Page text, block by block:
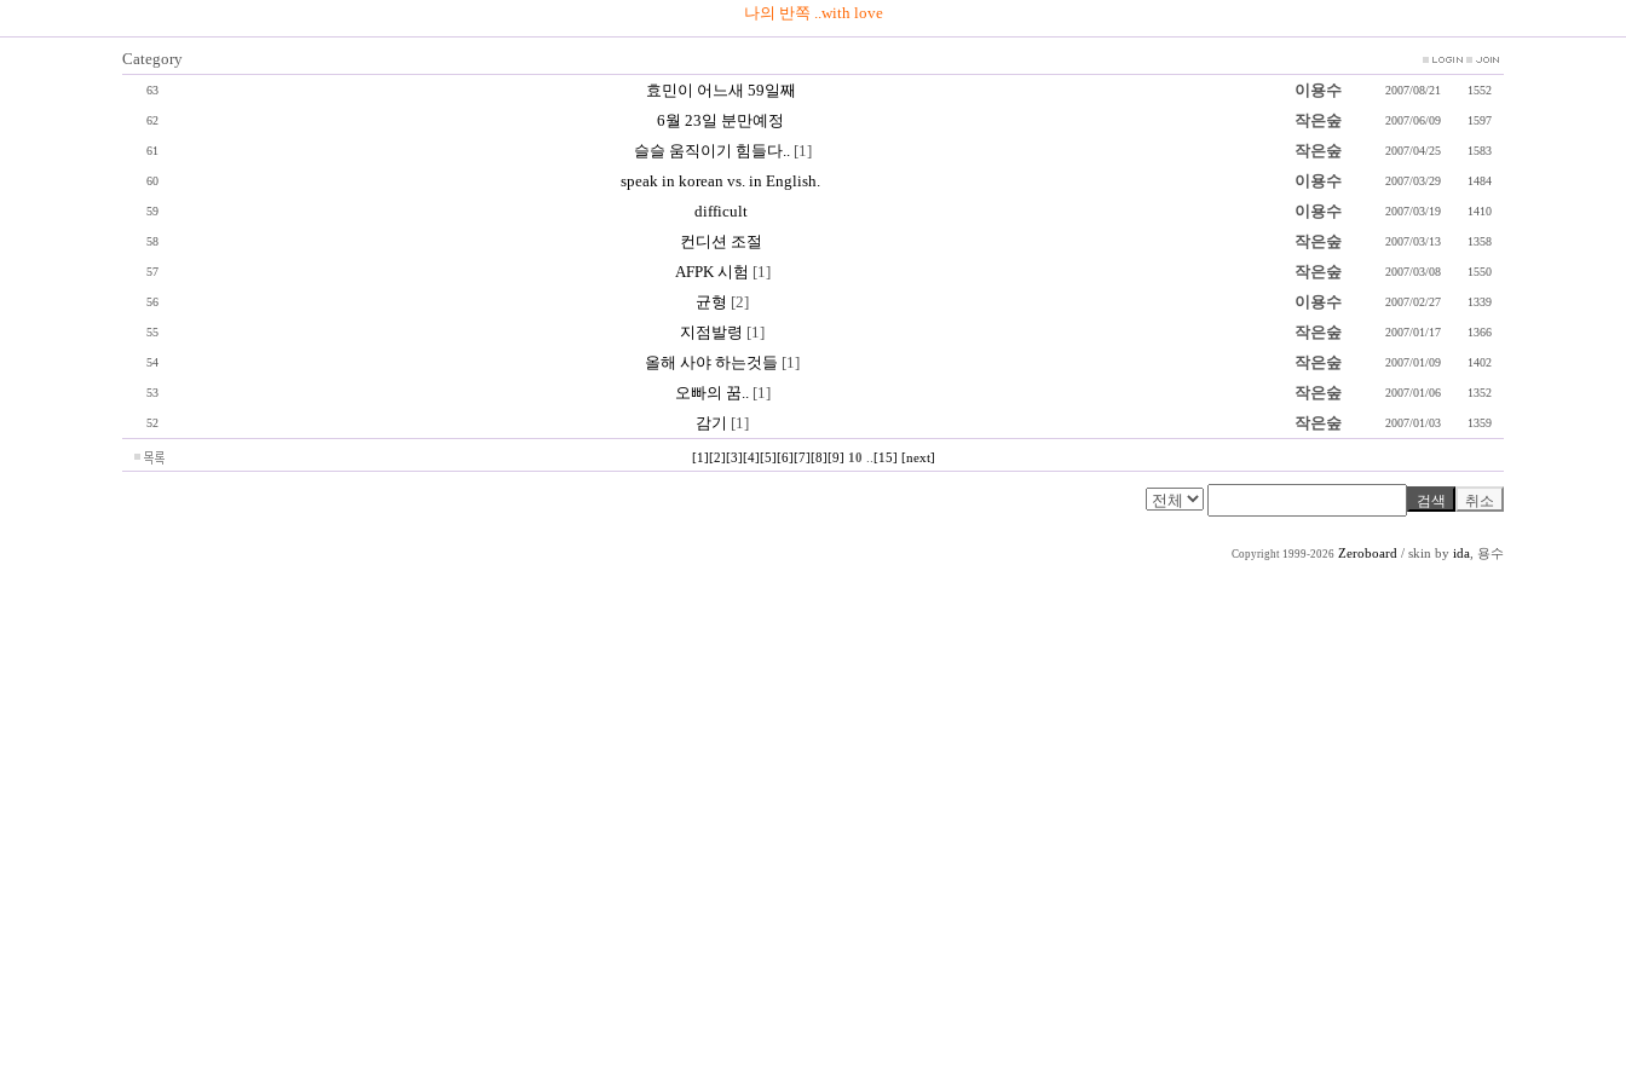
나의 반쪽 ..with love
Category
63 효민이 어느새 59일째 이용수 2007/08/21 1552
62 6월 23일 분만예정 작은숲 2007/06/09 1597
61 슬슬 움직이기 힘들다..[1] 작은숲 2007/04/25 1583
60 speak in korean vs. in English. 이용수 2007/03/29 1484
59 difficult 이용수 2007/03/19 1410
58 컨디션 조절 작은숲 2007/03/13 1358
57 AFPK 시험 [1] 작은숲 2007/03/08 1550
56 균형 [2] 이용수 2007/02/27 1339
55 지점발령 [1] 작은숲 2007/01/17 1366
54 올해 사야 하는것들 [1] 작은숲 2007/01/09 1402
53 오빠의 꿈..[1] 작은숲 2007/01/06 1352
52 감기 [1] 작은숲 2007/01/03 1359
[1] [2] [3] [4] [5] [6] [7] [8] [9] 10 ..[15] [next]
Copyright 1999-2026 Zeroboard / skin by ida, 용수